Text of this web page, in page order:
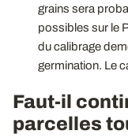
grains sera
possibles sur le
du calibrage
germination. Le
Faut-il
parcelles